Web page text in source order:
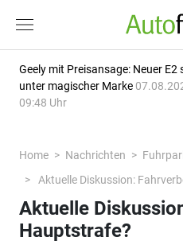
Geely mit Preisansage: Neuer E2
unter magischer Marke
09:48 Uhr
Home Nachrichten
Aktuelle Diskussion:
Aktuelle
Hauptstrafe?